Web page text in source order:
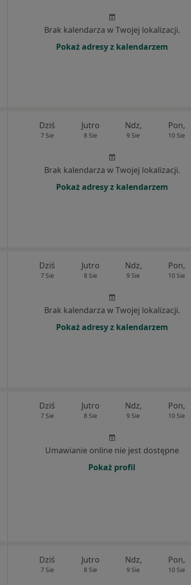
Brak kalendarza w Twojej lokalizacji.
Pokaż adresy z kalendarzem
Dziś
7 Sie
Jutro
8 Sie
Ndz,
9 Sie
Pon,
10 Sie
Brak kalendarza w Twojej lokalizacji.
Pokaż adresy z kalendarzem
Dziś
7 Sie
Jutro
8 Sie
Ndz,
9 Sie
Pon,
10 Sie
Brak kalendarza w Twojej lokalizacji.
Pokaż adresy z kalendarzem
Dziś
7 Sie
Jutro
8 Sie
Ndz,
9 Sie
Pon,
10 Sie
Umawianie online nie jest dostępne
Pokaż profil
Dziś
7 Sie
Jutro
8 Sie
Ndz,
9 Sie
Pon,
10 Sie